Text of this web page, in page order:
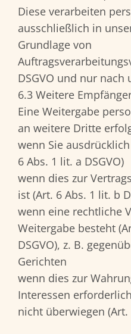
Diese verarbeiten
ausschließlich in
Grundlage von
DSGVO und nur nach
6.3 Weitere
Eine Weitergabe
an weitere Dritte
wenn Sie
6 Abs. 1 lit. a DSGVO)
wenn dies zur
ist (Art. 6 Abs. 1 lit. b
wenn eine rechtliche
Weitergabe besteht
DSGVO), z. B.
Gerichten
wenn dies zur
Interessen
nicht überwiegen (Art.